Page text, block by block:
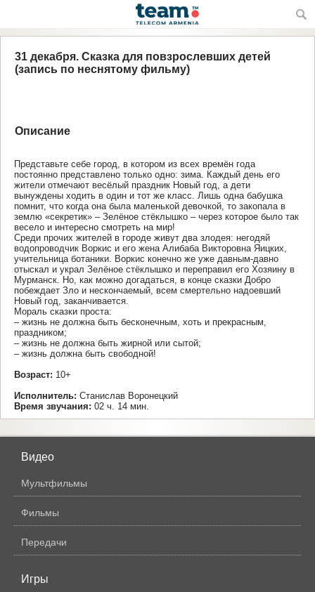
31 декабря. Сказка для повзрослевших детей
(запись по неснятому фильму)
Описание
Представьте себе город, в котором из всех времён года
постоянно представлено только одно: зима. Каждый день его
жители отмечают весёлый праздник Новый год, а дети
вынуждены ходить в один и тот же класс. Лишь одна бабушка
помнит, что когда она была маленькой девочкой, то закопала в
землю «секретик» – Зелёное стёклышко – через которое было так
весело и интересно смотреть на мир!
Среди прочих жителей в городе живут два злодея: негодяй
водопроводчик Воркис и его жена Алибаба Викторовна Яицких,
учительница ботаники. Воркис конечно же уже давным-давно
отыскал и украл Зелёное стёклышко и переправил его Хозяину в
Мурманск. Но, как можно догадаться, в конце сказки Добро
побеждает Зло и нескончаемый, всем смертельно надоевший
Новый год, заканчивается.
Мораль сказки проста:
– жизнь не должна быть бесконечным, хоть и прекрасным,
праздником;
– жизнь не должна быть жирной или сытой;
– жизнь должна быть свободной!
Возраст: 10+
Исполнитель: Станислав Воронецкий
Время звучания: 02 ч. 14 мин.
Видео
Мультфильмы
Фильмы
Передачи
Игры